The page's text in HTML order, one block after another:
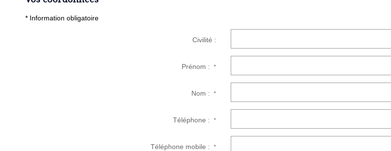
* Information obligatoire
Civilité :
Prénom :*
Nom :*
Téléphone :*
Téléphone mobile :*